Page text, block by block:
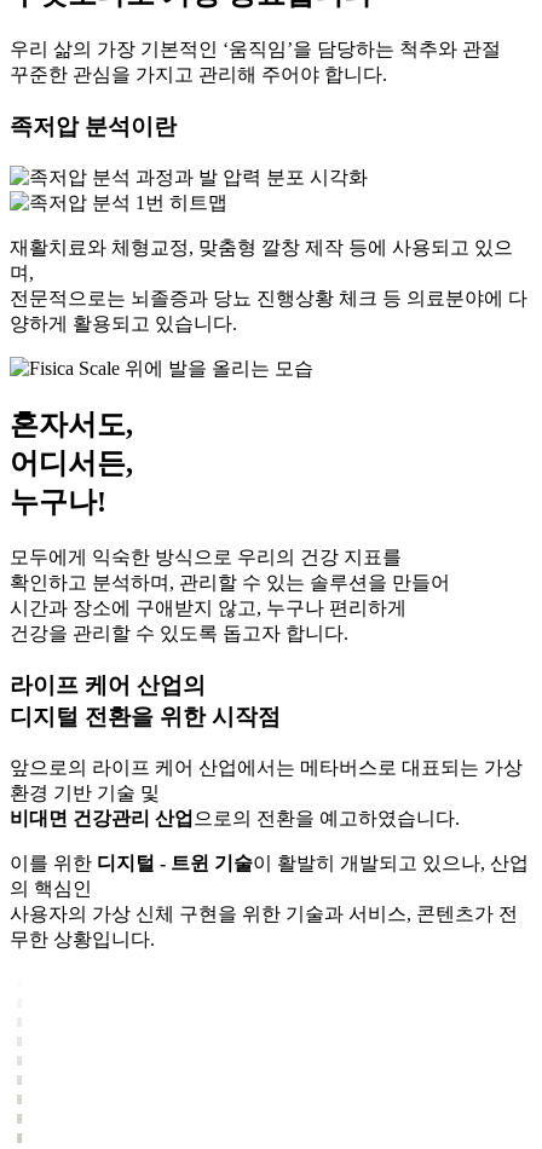
우리 삶의 가장 기본적인 ‘움직임’을 담당하는 척추와 관절
꾸준한 관심을 가지고 관리해 주어야 합니다.
족저압 분석이란
재활치료와 체형교정, 맞춤형 깔창 제작 등에 사용되고 있으
며,
전문적으로는 뇌졸증과 당뇨 진행상황 체크 등 의료분야에 다
양하게 활용되고 있습니다.
혼자서도,
어디서든,
누구나!
모두에게 익숙한 방식으로 우리의 건강 지표를
확인하고 분석하며, 관리할 수 있는 솔루션을 만들어
시간과 장소에 구애받지 않고, 누구나 편리하게
건강을 관리할 수 있도록 돕고자 합니다.
라이프 케어 산업 의
디지털 전환을 위한 시작점
앞으로의 라이프 케어 산업에서는 메타버스로 대표되는 가상
환경 기반 기술 및
비대면 건강관리 산업 으로의 전환을 예고하였습니다.
이를 위한 디지털 - 트윈 기술이 활발히 개발되고 있으나, 산업
의 핵심인
사용자의 가상 신체 구현을 위한 기술과 서비스, 콘텐츠가 전
무한 상황입니다.